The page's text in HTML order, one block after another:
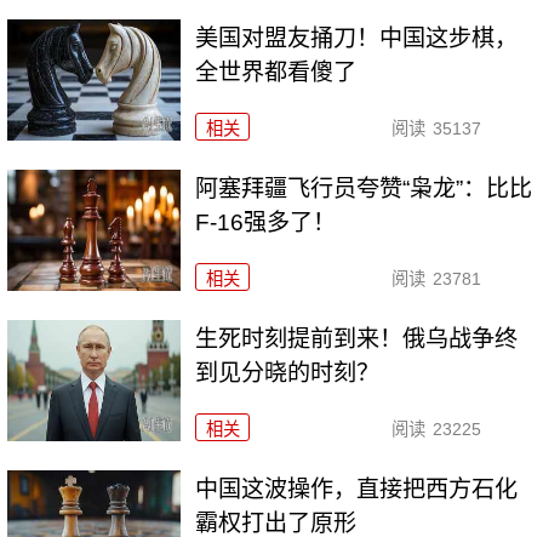
美国对盟友捅刀！中国这步棋，
全世界都看傻了
相关 阅读 35137
阿塞拜疆飞行员夸赞“枭龙”：比比
F-16强多了！
相关 阅读 23781
生死时刻提前到来！俄乌战争终
到见分晓的时刻？
相关 阅读 23225
中国这波操作，直接把西方石化
霸权打出了原形